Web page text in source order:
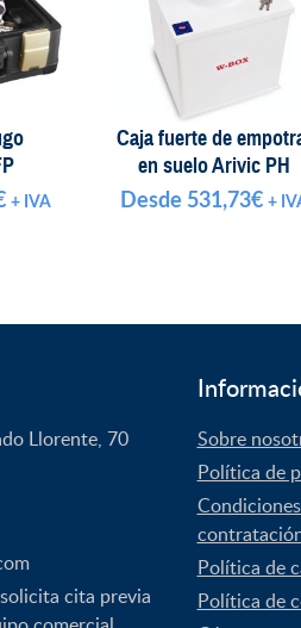
+ IVA
Caja fuerte de
en suelo Arivic PH
Desde 531,73€ +
Llorente, 70
cita previa
Sobre
Política de
Política de
Política de